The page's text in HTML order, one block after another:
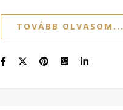
TOVÁBB OLVASOM...